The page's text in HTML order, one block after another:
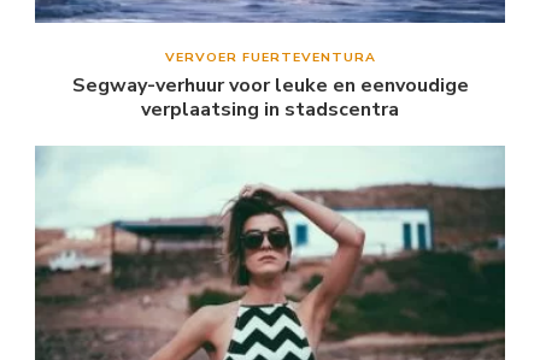
VERVOER FUERTEVENTURA
Segway-verhuur voor leuke en eenvoudige
verplaatsing in stadscentra